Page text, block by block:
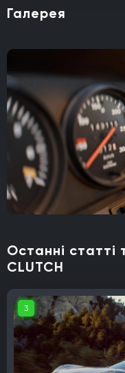
Галерея
Останні статті
CLUTCH
3